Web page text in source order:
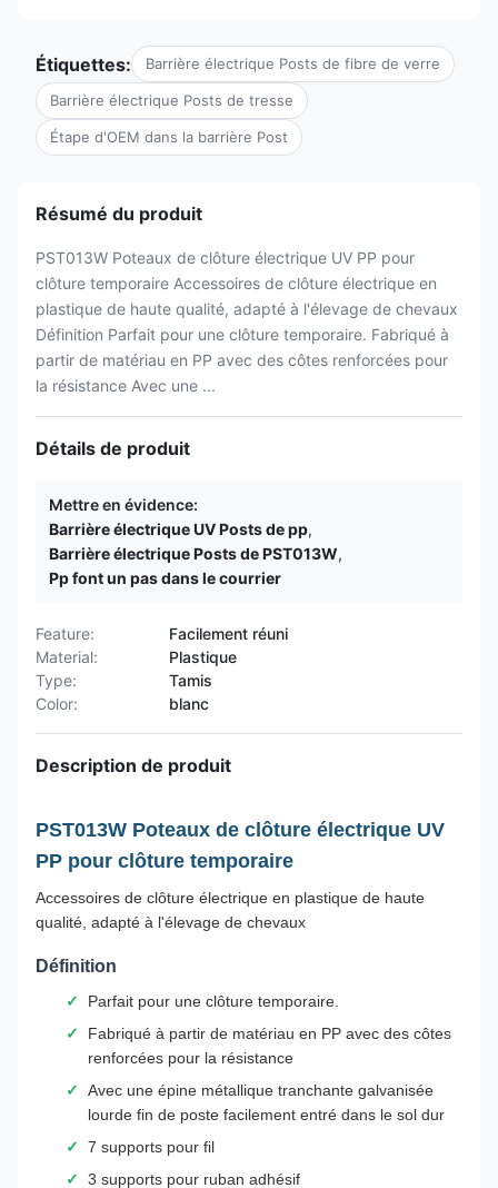
Étiquettes: Barrière électrique Posts de fibre de verre
Barrière électrique Posts de tresse
Étape d'OEM dans la barrière Post
Résumé du produit
PST013W Poteaux de clôture électrique UV PP pour
clôture temporaire Accessoires de clôture électrique en
plastique de haute qualité, adapté à l'élevage de chevaux
Définition Parfait pour une clôture temporaire. Fabriqué à
partir de matériau en PP avec des côtes renforcées pour
la résistance Avec une ...
Détails de produit
Mettre en évidence:
Barrière électrique UV Posts de pp,
Barrière électrique Posts de PST013W,
Pp font un pas dans le courrier
Feature:
Facilement réuni
Material:
Plastique
Type:
Tamis
Color:
blanc
Description de produit
PST013W Poteaux de clôture électrique UV
PP pour clôture temporaire
Accessoires de clôture électrique en plastique de haute
qualité, adapté à l'élevage de chevaux
Définition
Parfait pour une clôture temporaire.
Fabriqué à partir de matériau en PP avec des côtes
renforcées pour la résistance
Avec une épine métallique tranchante galvanisée
lourde fin de poste facilement entré dans le sol dur
7 supports pour fil
3 supports pour ruban adhésif